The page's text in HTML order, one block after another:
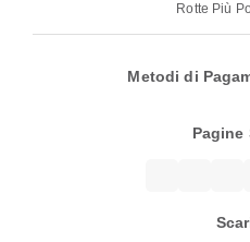
Rotte Più
Metodi di
Pagine